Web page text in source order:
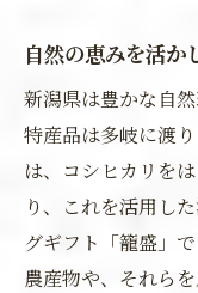
自然の恵みを活か
新潟県は豊かな自
特産品は多岐に渡
は、コシヒカリを
り、これを活用し
グギフト「籠盛」
農産物や、それら